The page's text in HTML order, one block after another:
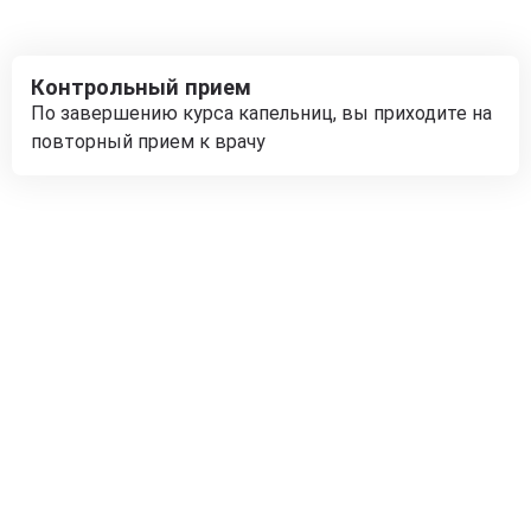
Контрольный прием
По завершению курса капельниц, вы приходите на
повторный прием к врачу